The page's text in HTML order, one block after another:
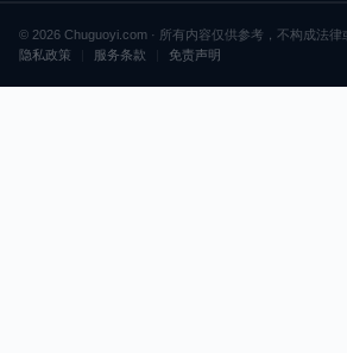
© 2026 Chuguoyi.com · 所有内容仅供参考，不构成法律
隐私政策
服务条款 免责声明